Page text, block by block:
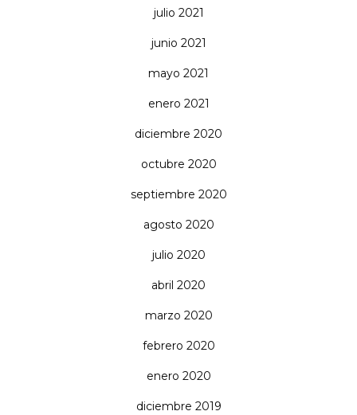
julio 2021
junio 2021
mayo 2021
enero 2021
diciembre 2020
octubre 2020
septiembre 2020
agosto 2020
julio 2020
abril 2020
marzo 2020
febrero 2020
enero 2020
diciembre 2019